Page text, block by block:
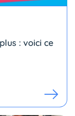
: voici ce